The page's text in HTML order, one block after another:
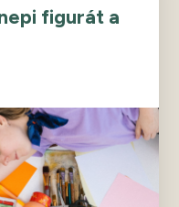
figurát a